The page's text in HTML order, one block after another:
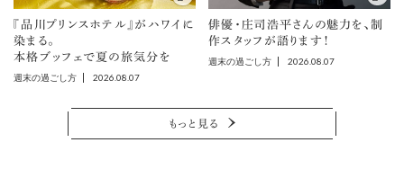
『品川プリンスホテル』がハワイに
染まる。
本格ブッフェで夏の旅気分を
週末の過ごし方 2026.08.07
俳優・庄司浩平さんの魅力を、制
作スタッフが語ります！
週末の過ごし方 2026.08.07
もっと見る